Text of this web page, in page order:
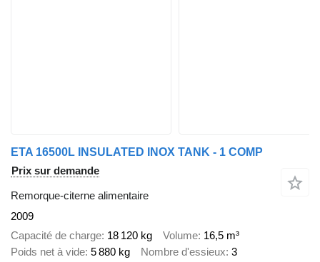
ETA 16500L INSULATED INOX TANK - 1 COMP
Prix sur demande
Remorque-citerne alimentaire
2009
Capacité de charge 18 120 kg Volume 16,5 m³
Poids net à vide 5 880 kg Nombre d'essieux 3